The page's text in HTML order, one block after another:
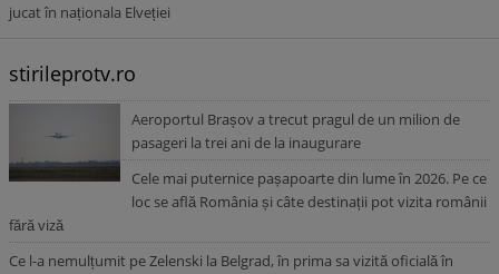
jucat în naționala Elveției
stirileprotv.ro
Aeroportul Brașov a trecut pragul de un milion de
pasageri la trei ani de la inaugurare
Cele mai puternice pașapoarte din lume în 2026. Pe ce
loc se află România și câte destinații pot vizita românii
fără viză
Ce l-a nemulțumit pe Zelenski la Belgrad, în prima sa vizită oficială în